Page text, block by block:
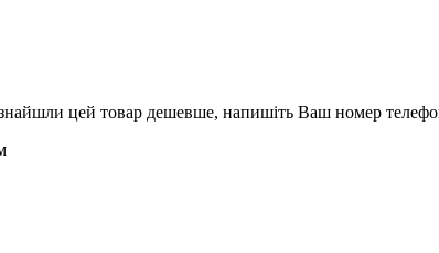
цей товар дешевше, напишіть Ваш номер